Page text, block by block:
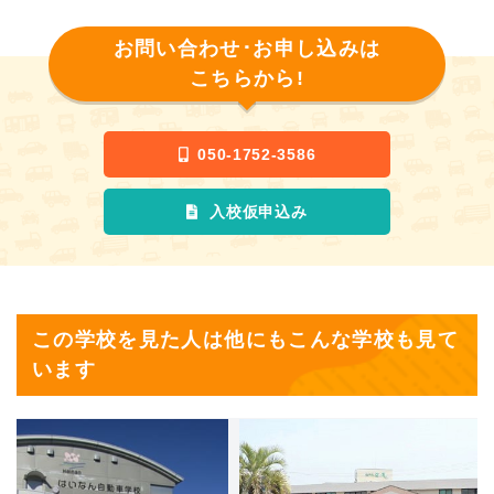
お問い合わせ･お申し込みは
こちらから!
050-1752-3586
入校仮申込み
この学校を見た人は他にもこんな学校も見て
います